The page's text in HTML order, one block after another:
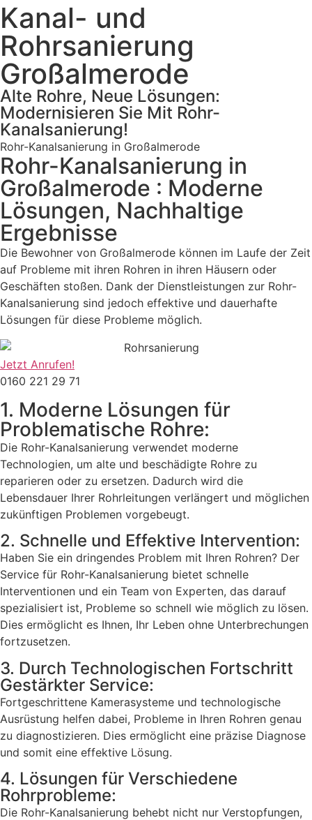
Kanal- und
Rohrsanierung
Großalmerode
Alte Rohre, Neue Lösungen:
Modernisieren Sie Mit Rohr-
Kanalsanierung!
Rohr-Kanalsanierung in Großalmerode
Rohr-Kanalsanierung in
Großalmerode : Moderne
Lösungen, Nachhaltige
Ergebnisse
Die Bewohner von Großalmerode können im Laufe der Zeit
auf Probleme mit ihren Rohren in ihren Häusern oder
Geschäften stoßen. Dank der Dienstleistungen zur Rohr-
Kanalsanierung sind jedoch effektive und dauerhafte
Lösungen für diese Probleme möglich.
Jetzt Anrufen!
0160 221 29 71
1. Moderne Lösungen für
Problematische Rohre:
Die Rohr-Kanalsanierung verwendet moderne
Technologien, um alte und beschädigte Rohre zu
reparieren oder zu ersetzen. Dadurch wird die
Lebensdauer Ihrer Rohrleitungen verlängert und möglichen
zukünftigen Problemen vorgebeugt.
2. Schnelle und Effektive Intervention:
Haben Sie ein dringendes Problem mit Ihren Rohren? Der
Service für Rohr-Kanalsanierung bietet schnelle
Interventionen und ein Team von Experten, das darauf
spezialisiert ist, Probleme so schnell wie möglich zu lösen.
Dies ermöglicht es Ihnen, Ihr Leben ohne Unterbrechungen
fortzusetzen.
3. Durch Technologischen Fortschritt
Gestärkter Service:
Fortgeschrittene Kamerasysteme und technologische
Ausrüstung helfen dabei, Probleme in Ihren Rohren genau
zu diagnostizieren. Dies ermöglicht eine präzise Diagnose
und somit eine effektive Lösung.
4. Lösungen für Verschiedene
Rohrprobleme:
Die Rohr-Kanalsanierung behebt nicht nur Verstopfungen,